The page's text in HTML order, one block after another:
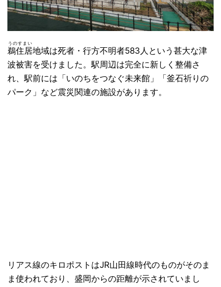
鵜住居
うのすまい
地域は死者・行方不明者583人という甚大な津
波被害を受けました。駅周辺は完全に新しく整備さ
れ、駅前には「いのちをつなぐ未来館」「釜石祈りの
パーク」など震災関連の施設があります。
リアス線のキロポストはJR山田線時代のものがそのま
ま使われており、盛岡からの距離が示されていまし